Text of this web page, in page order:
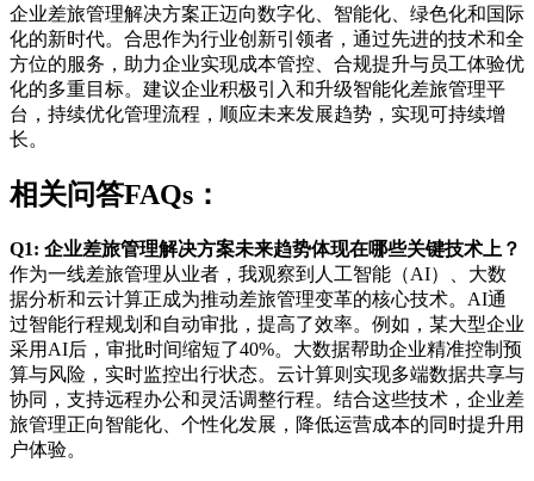
企业差旅管理解决方案正迈向数字化、智能化、绿色化和国际
化的新时代。合思作为行业创新引领者，通过先进的技术和全
方位的服务，助力企业实现成本管控、合规提升与员工体验优
化的多重目标。建议企业积极引入和升级智能化差旅管理平
台，持续优化管理流程，顺应未来发展趋势，实现可持续增
长。
相关问答FAQs：
Q1: 企业差旅管理解决方案未来趋势体现在哪些关键技术上？
作为一线差旅管理从业者，我观察到人工智能（AI）、大数
据分析和云计算正成为推动差旅管理变革的核心技术。AI通
过智能行程规划和自动审批，提高了效率。例如，某大型企业
采用AI后，审批时间缩短了40%。大数据帮助企业精准控制预
算与风险，实时监控出行状态。云计算则实现多端数据共享与
协同，支持远程办公和灵活调整行程。结合这些技术，企业差
旅管理正向智能化、个性化发展，降低运营成本的同时提升用
户体验。